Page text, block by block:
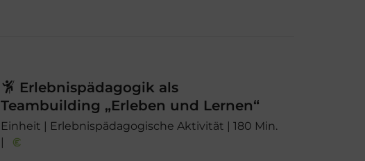
Erlebnispädagogik als
Teambuilding „Erleben und Lernen“
Einheit | Erlebnispädagogische Aktivität | 180 Min.
|